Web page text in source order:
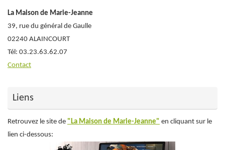
La Maison de Marie-Jeanne
39, rue du général de Gaulle
02240 ALAINCOURT
Tél: 03.23.63.62.07
Contact
Liens
Retrouvez le site de "La Maison de Marie-Jeanne" en cliquant sur le
lien ci-dessous: